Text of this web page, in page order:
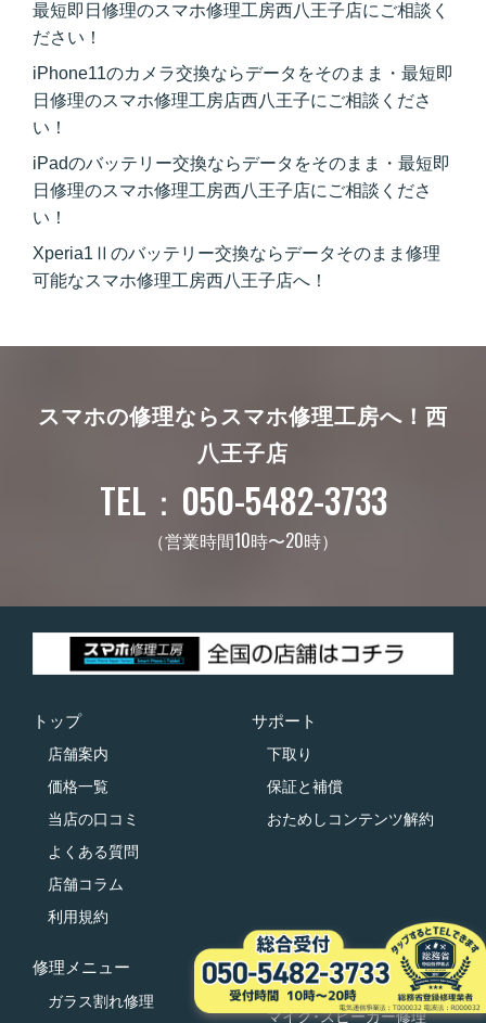
最短即日修理のスマホ修理工房西八王子店にご相談く
ださい！
iPhone11のカメラ交換ならデータをそのまま・最短即
日修理のスマホ修理工房店西八王子にご相談くださ
い！
iPadのバッテリー交換ならデータをそのまま・最短即
日修理のスマホ修理工房西八王子店にご相談くださ
い！
Xperia1Ⅱのバッテリー交換ならデータそのまま修理
可能なスマホ修理工房西八王子店へ！
スマホの修理ならスマホ修理工房へ！ 西
八王子店
TEL：050-5482-3733
（営業時間10時〜20時）
トップ
店舗案内
価格一覧
当店の口コミ
よくある質問
店舗コラム
利用規約
サポート
下取り
保証と補償
おためしコンテンツ解約
修理メニュー
ガラス割れ修理
充電コネクタ修理
マイク･スピーカー修理